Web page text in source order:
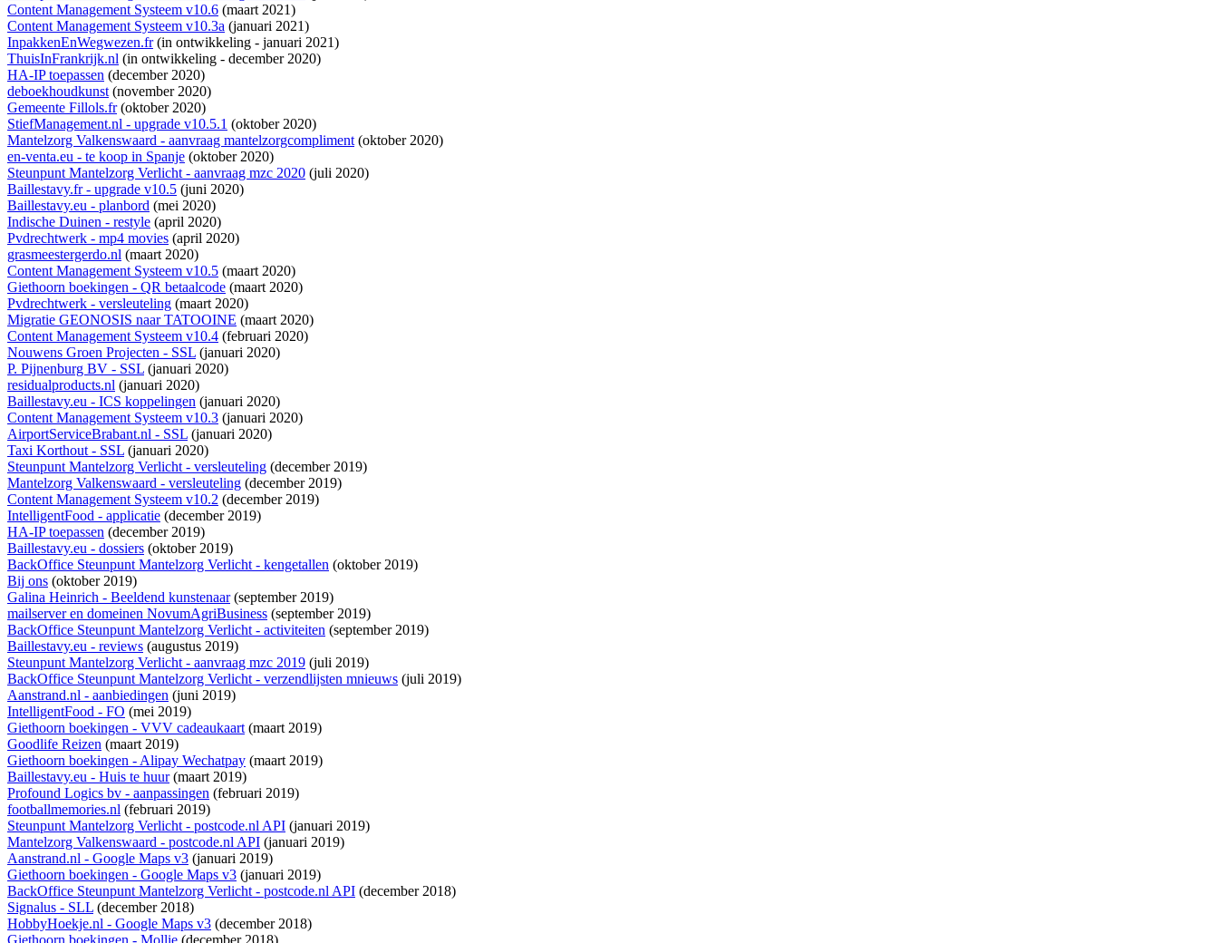
Content Management Systeem v10.6 (maart 2021)
Content Management Systeem v10.3a (januari 2021)
InpakkenEnWegwezen.fr(in ontwikkeling - januari 2021)
ThuisInFrankrijk.nl (in ontwikkeling - december 2020)
HA-IP toepassen (december 2020)
deboekhoudkunst(november 2020)
Gemeente Fillols.fr(oktober 2020)
StiefManagement.nl - upgrade v10.5.1 (oktober 2020)
Mantelzorg Valkenswaard - aanvraag mantelzorgcompliment(oktober 2020)
en-venta.eu - te koop in Spanje (oktober 2020)
Steunpunt Mantelzorg Verlicht - aanvraag mzc 2020 (juli 2020)
Baillestavy.fr - upgrade v10.5 (juni 2020)
Baillestavy.eu - planbord (mei 2020)
Indische Duinen - restyle (april 2020)
Pvdrechtwerk - mp4 movies (april 2020)
grasmeestergerdo.nl (maart 2020)
Content Management Systeem v10.5 (maart 2020)
Giethoorn boekingen - QR betaalcode (maart 2020)
Pvdrechtwerk - versleuteling (maart 2020)
Migratie GEONOSIS naar TATOOINE (maart 2020)
Content Management Systeem v10.4 (februari 2020)
Nouwens Groen Projecten - SSL (januari 2020)
P. Pijnenburg BV - SSL (januari 2020)
residualproducts.nl (januari 2020)
Baillestavy.eu - ICS koppelingen (januari 2020)
Content Management Systeem v10.3 (januari 2020)
AirportServiceBrabant.nl - SSL (januari 2020)
Taxi Korthout - SSL (januari 2020)
Steunpunt Mantelzorg Verlicht - versleuteling (december 2019)
Mantelzorg Valkenswaard - versleuteling (december 2019)
Content Management Systeem v10.2 (december 2019)
IntelligentFood - applicatie (december 2019)
HA-IP toepassen (december 2019)
Baillestavy.eu - dossiers (oktober 2019)
BackOffice Steunpunt Mantelzorg Verlicht - kengetallen (oktober 2019)
Bij ons (oktober 2019)
Galina Heinrich - Beeldend kunstenaar(september 2019)
mailserver en domeinen NovumAgriBusiness (september 2019)
BackOffice Steunpunt Mantelzorg Verlicht - activiteiten (september 2019)
Baillestavy.eu - reviews (augustus 2019)
Steunpunt Mantelzorg Verlicht - aanvraag mzc 2019 (juli 2019)
BackOffice Steunpunt Mantelzorg Verlicht - verzendlijsten mnieuws (juli 2019)
Aanstrand.nl - aanbiedingen (juni 2019)
IntelligentFood - FO (mei 2019)
Giethoorn boekingen - VVV cadeaukaart(maart 2019)
Goodlife Reizen (maart 2019)
Giethoorn boekingen - Alipay Wechatpay (maart 2019)
Baillestavy.eu - Huis te huur(maart 2019)
Profound Logics bv - aanpassingen (februari 2019)
footballmemories.nl (februari 2019)
Steunpunt Mantelzorg Verlicht - postcode.nl API (januari 2019)
Mantelzorg Valkenswaard - postcode.nl API (januari 2019)
Aanstrand.nl - Google Maps v3 (januari 2019)
Giethoorn boekingen - Google Maps v3 (januari 2019)
BackOffice Steunpunt Mantelzorg Verlicht - postcode.nl API (december 2018)
Signalus - SLL (december 2018)
HobbyHoekje.nl - Google Maps v3 (december 2018)